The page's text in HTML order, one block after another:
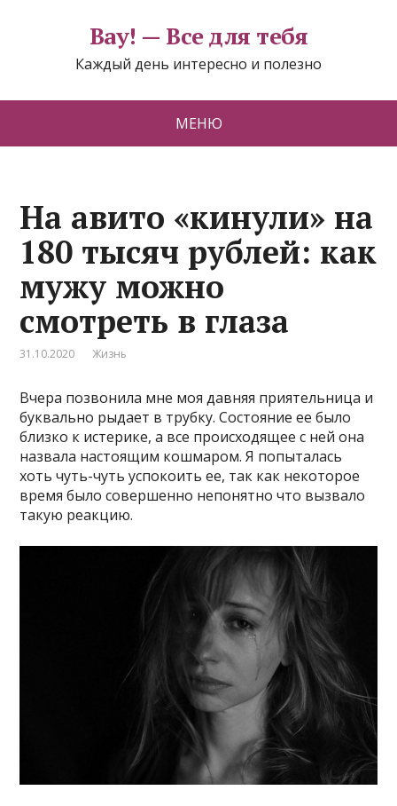
Вау! — Все для тебя
Каждый день интересно и полезно
МЕНЮ
На авито «кинули» на
180 тысяч рублей: как
мужу можно
смотреть в глаза
31.10.2020 Жизнь
Вчера позвонила мне моя давняя приятельница и
буквально рыдает в трубку. Состояние ее было
близко к истерике, а все происходящее с ней она
назвала настоящим кошмаром. Я попыталась
хоть чуть-чуть успокоить ее, так как некоторое
время было совершенно непонятно что вызвало
такую реакцию.